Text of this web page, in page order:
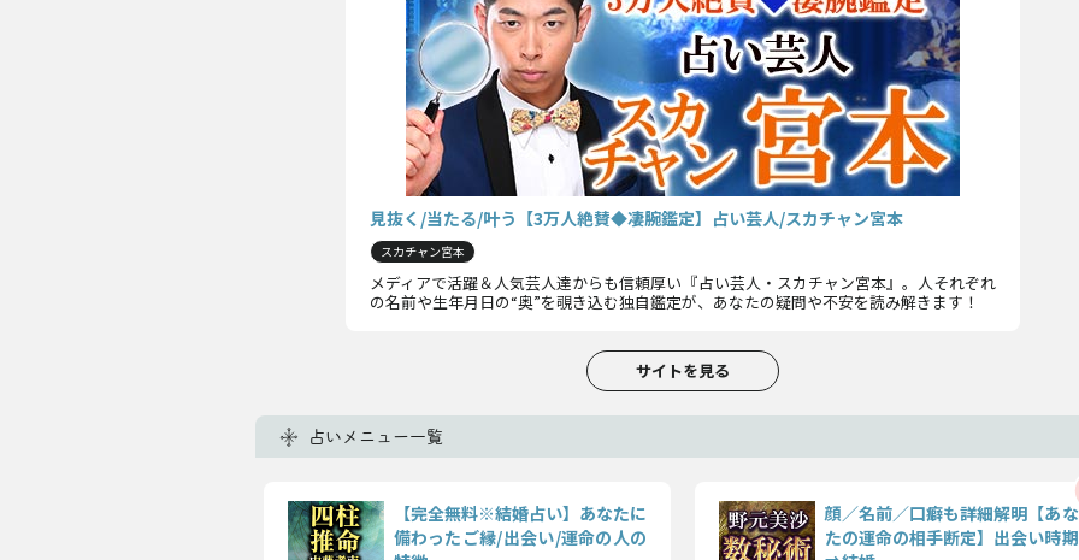
見抜く/当たる/叶う【3万人絶賛◆凄腕鑑定】占い芸人/スカチャン宮本
スカチャン宮本
メディアで活躍＆人気芸人達からも信頼厚い『占い芸人・スカチャン宮本』。人それぞれ
の名前や生年月日の“奥”を覗き込む独自鑑定が、あなたの疑問や不安を読み解きます！
サイトを見る
占いメニュー一覧
【完全無料※結婚占い】あなたに
備わったご縁/出会い/運命の人の
顔／名前／口癖も詳細解明【あな
たの運命の相手断定】出会い時期